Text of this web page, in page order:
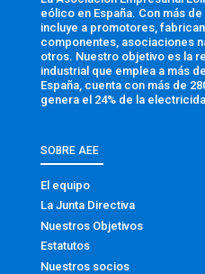
eólico en España. Con más
incluye a promotores,
componentes, asociaciones
otros. Nuestro objetivo es la
industrial que emplea a más
España, cuenta con más de
genera el 24% de la
SOBRE AEE
El equipo
La Junta Directiva
Nuestros Objetivos
Estatutos
Nuestros socios